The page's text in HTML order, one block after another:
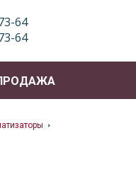
64
64
>